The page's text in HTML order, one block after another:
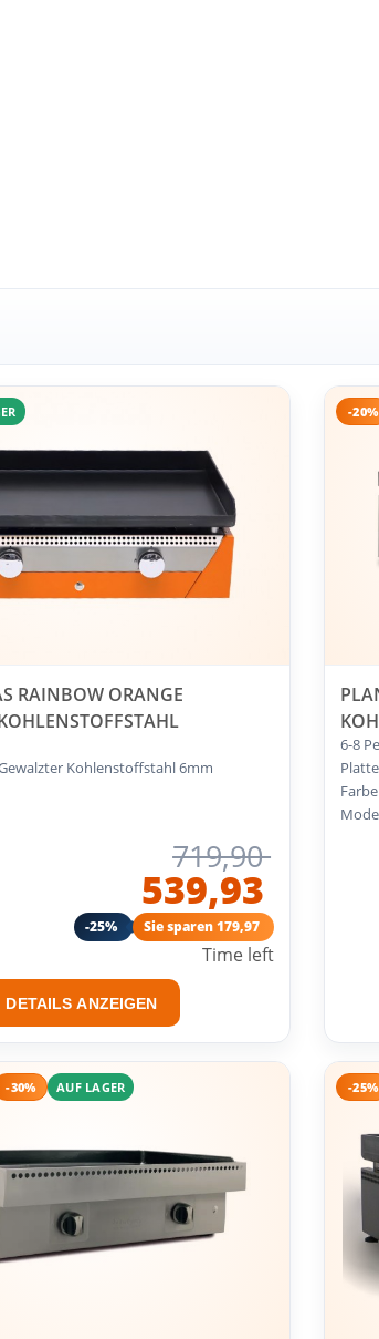
RAINBOW ORANGE
Kohlenstoffstahl 6mm
719,90
539,93
-25% Sie sparen 179,97
Time left
DETAILS ANZEIGEN
-20%
6-8
-30% AUF LAGER -25%